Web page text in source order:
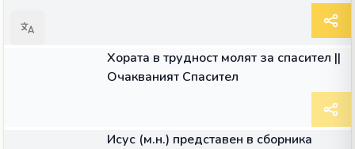
Хората в трудност молят за спасител ||
Очакваният Спасител
Исус (м.н.) представен в сборника